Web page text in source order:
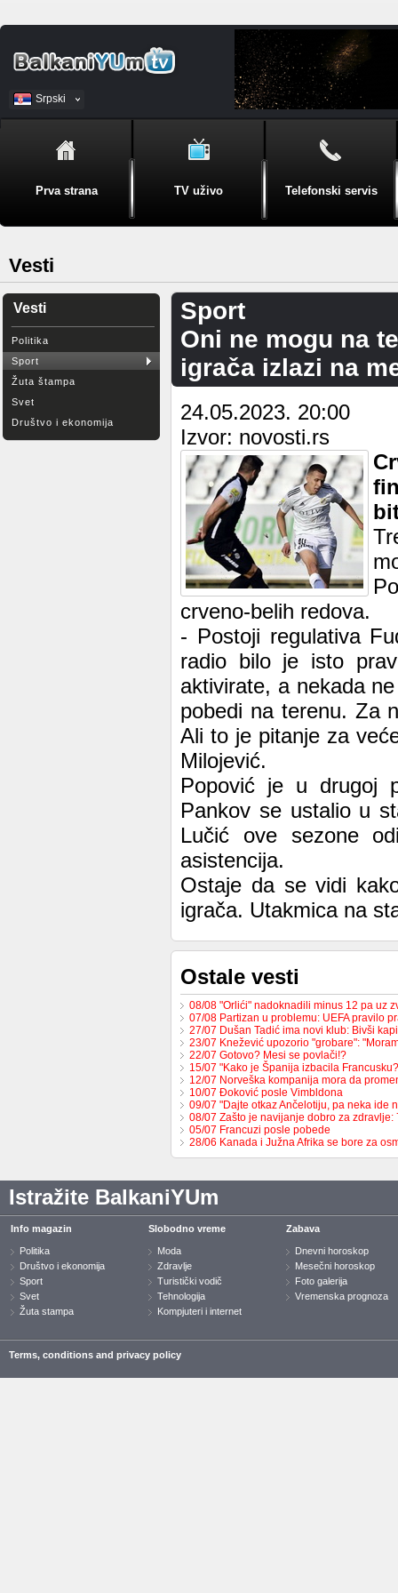
Srpski
BiH
Prva strana TV uživo Telefonski servis
Vesti
Vesti
Politika
Sport
Žuta štampa
Svet
Društvo i ekonomija
Sport
Oni ne mogu na
igrača izlazi na
24.05.2023. 20:00
Izvor: novosti.rs
crveno-belih redova.
- Postoji regulativa
radio bilo je isto
aktivirate, a nekada
pobedi na terenu. Za
Ali to je pitanje za
Milojević.
Popović je u drugoj
Pankov se ustalio u
Lučić ove sezone
asistencija.
Ostaje da se vidi
igrača. Utakmica na
Ostale vesti
08/08 "Orlići" nadoknadili minus 12 pa uz
07/08 Partizan u problemu: UEFA pravilo
27/07 Dušan Tadić ima novi klub: Bivši
23/07 Knežević upozorio "grobare":
22/07 Gotovo? Mesi se povlači!?
15/07 "Kako je Španija izbacila
12/07 Norveška kompanija mora da
10/07 Đoković posle Vimbldona
09/07 "Dajte otkaz Ančelotiju, pa neka ide
08/07 Zašto je navijanje dobro za
05/07 Francuzi posle pobede
28/06 Kanada i Južna Afrika se bore za
Istražite BalkaniYUm
Info magazin
Politika
Društvo i ekonomija
Sport
Svet
Žuta stampa
Slobodno vreme
Moda
Zdravlje
Turistički vodič
Tehnologija
Kompjuteri i internet
Zabava
Dnevni horoskop
Mesečni horoskop
Foto galerija
Vremenska prognoza
Terms, conditions and privacy policy